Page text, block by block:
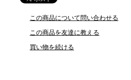
この商品について問い合わせる
この商品を友達に教える
買い物を続ける